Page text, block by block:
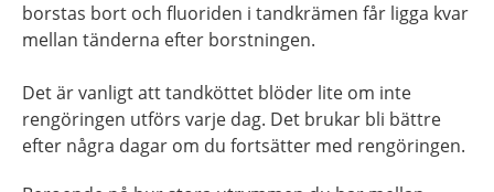
borstas bort och fluoriden i tandkrämen får ligga kvar
mellan tänderna efter borstningen.
Det är vanligt att tandköttet blöder lite om inte
rengöringen utförs varje dag. Det brukar bli bättre
efter några dagar om du fortsätter med rengöringen.